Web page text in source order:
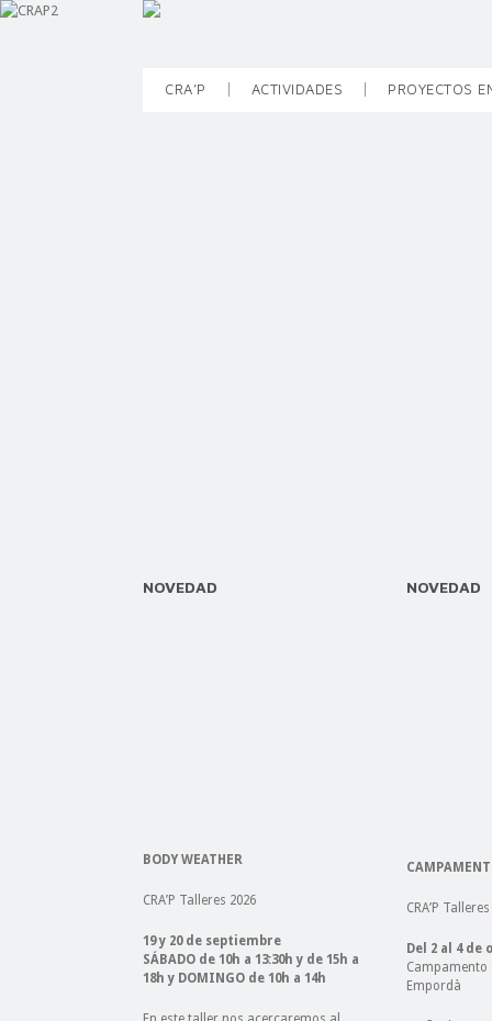
CRA’P ACTIVIDADES PROYECTOS
NOVEDAD
BODY WEATHER
CRA’P Talleres 2026
19 y 20 de septiembre
SÁBADO de 10h a 13:30h y de 15h a
18h y DOMINGO de 10h a 14h
NOVEDAD
CRA’P
Del 2 al 4 de
Campamento
Empordà